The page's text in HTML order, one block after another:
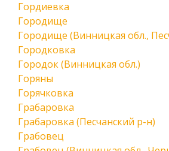
Гордиевка
Городище
Городище (Винницкая обл.,
Городковка
Городок (Винницкая обл.)
Горяны
Горячковка
Грабаровка
Грабаровка (Песчанский р-н)
Грабовец